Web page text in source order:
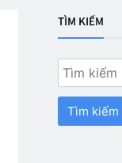
TÌM KIẾM
Tìm
kiếm
cho: